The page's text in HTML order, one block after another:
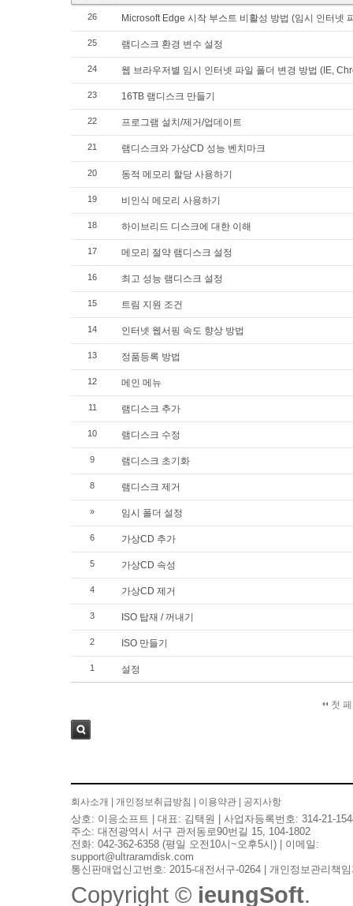
26 Microsoft Edge 시작 부스트 비활성 방법 (임시 인터넷
25 램디스크 환경 변수 설정
24 웹 브라우저별 임시 인터넷 파일 폴더 변경 방법 (IE,
23 16TB 램디스크 만들기
22 프로그램 설치/제거/업데이트
21 램디스크와 가상CD 성능 벤치마크
20 동적 메모리 할당 사용하기
19 비인식 메모리 사용하기
18 하이브리드 디스크에 대한 이해
17 메모리 절약 램디스크 설정
16 최고 성능 램디스크 설정
15 트림 지원 조건
14 인터넷 웹서핑 속도 향상 방법
13 정품등록 방법
12 메인 메뉴
11 램디스크 추가
10 램디스크 수정
9 램디스크 초기화
8 램디스크 제거
» 임시 폴더 설정
6 가상CD 추가
5 가상CD 속성
4 가상CD 제거
3 ISO 탑재 / 꺼내기
2 ISO 만들기
1 설정
첫
회사소개 개인정보취급방침 이용약관 공지사항
상호: 이응소프트 | 대표: 김택원 | 사업자등록번호: 314-21-
주소: 대전광역시 서구 관저동로90번길 15, 104-1802
전화: 042-362-6358 (평일 오전10시~오후5시) | 이메일:
support@ultraramdisk.com
통신판매업신고번호: 2015-대전서구-0264 | 개인정보관리책
Copyright © ieungSoft.